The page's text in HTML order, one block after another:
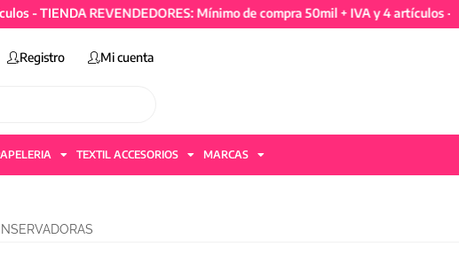
REVENDEDORES: Mínimo de compra 50mil + IVA y 4 artículos -
Registro Mi cuenta
TEXTIL ACCESORIOS MARCAS